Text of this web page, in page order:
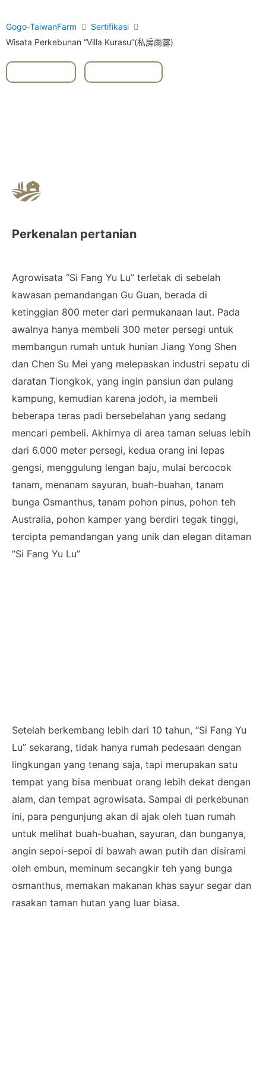
Gogo-TaiwanFarm
Sertifikasi
Wisata Perkebunan “Villa Kurasu”(私房雨露)
Perkenalan pertanian
Agrowisata “Si Fang Yu Lu” terletak di sebelah
kawasan pemandangan Gu Guan, berada di
ketinggian 800 meter dari permukanaan laut. Pada
awalnya hanya membeli 300 meter persegi untuk
membangun rumah untuk hunian Jiang Yong Shen
dan Chen Su Mei yang melepaskan industri sepatu di
daratan Tiongkok, yang ingin pansiun dan pulang
kampung, kemudian karena jodoh, ia membeli
beberapa teras padi bersebelahan yang sedang
mencari pembeli. Akhirnya di area taman seluas lebih
dari 6.000 meter persegi, kedua orang ini lepas
gengsi, menggulung lengan baju, mulai bercocok
tanam, menanam sayuran, buah-buahan, tanam
bunga Osmanthus, tanam pohon pinus, pohon teh
Australia, pohon kamper yang berdiri tegak tinggi,
tercipta pemandangan yang unik dan elegan ditaman
“Si Fang Yu Lu”
Setelah berkembang lebih dari 10 tahun, “Si Fang Yu
Lu” sekarang, tidak hanya rumah pedesaan dengan
lingkungan yang tenang saja, tapi merupakan satu
tempat yang bisa menbuat orang lebih dekat dengan
alam, dan tempat agrowisata. Sampai di perkebunan
ini, para pengunjung akan di ajak oleh tuan rumah
untuk melihat buah-buahan, sayuran, dan bunganya,
angin sepoi-sepoi di bawah awan putih dan disirami
oleh embun, meminum secangkir teh yang bunga
osmanthus, memakan makanan khas sayur segar dan
rasakan taman hutan yang luar biasa.